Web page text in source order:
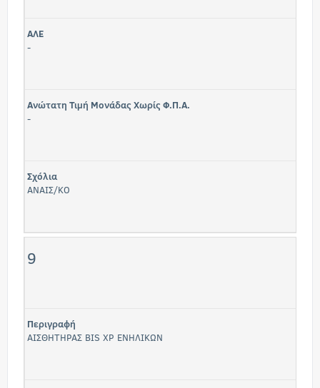
ΑΛΕ
-
Ανώτατη Τιμή Μονάδας Χωρίς Φ.Π.Α.
-
Σχόλια
ΑΝΑΙΣ/ΚΟ
9
Περιγραφή
ΑΙΣΘΗΤΗΡΑΣ BIS XP ΕΝΗΛΙΚΩΝ